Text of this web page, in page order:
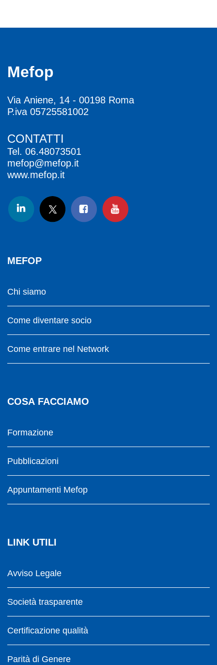
Mefop
Via Aniene, 14 - 00198 Roma
P.iva 05725581002
CONTATTI
Tel. 06.48073501
mefop@mefop.it
www.mefop.it
MEFOP
Chi siamo
Come diventare socio
Come entrare nel Network
COSA FACCIAMO
Formazione
Pubblicazioni
Appuntamenti Mefop
LINK UTILI
Avviso Legale
Società trasparente
Certificazione qualità
Parità di Genere